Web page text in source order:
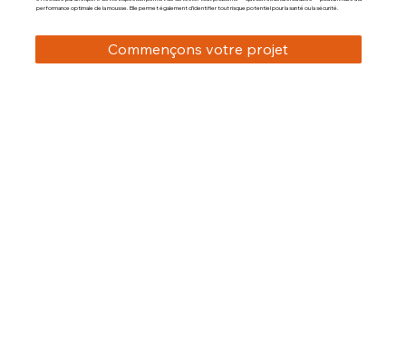
performance optimale de la mousse. Elle permet également d’identifier tout risque potentiel pour la santé ou la sécurité.
Commençons votre projet